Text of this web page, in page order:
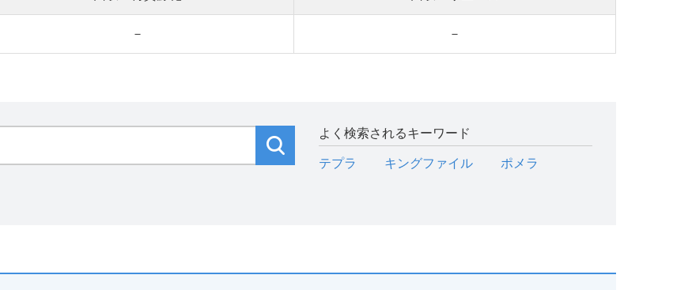
－ －
よく検索されるキーワード
テプラ キングファイル ポメラ